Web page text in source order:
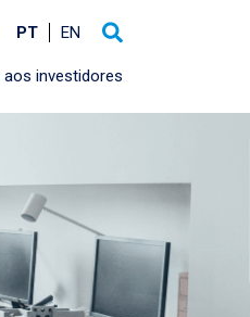
PT EN
aos investidores